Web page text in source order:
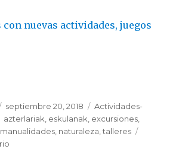
Publicado
el
septiembre 20, 2018 Categorías
Actividades-
Etiquetas
azterlariak eskulanak excursiones
manualidades naturaleza ,talleres